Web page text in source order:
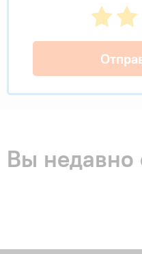
Вы недавно